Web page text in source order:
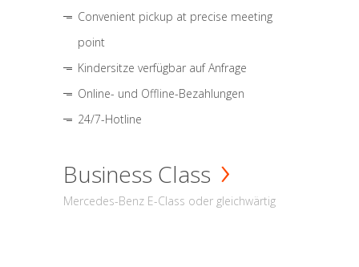
Convenient pickup at precise meeting
point
Kindersitze verfügbar auf Anfrage
Online- und Offline-Bezahlungen
24/7-Hotline
Business Class
Mercedes-Benz E-Class oder gleichwärtig